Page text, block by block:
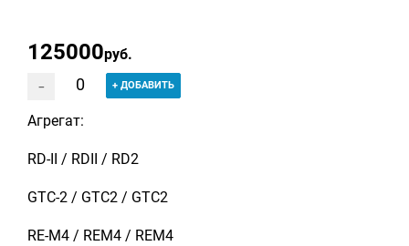
125000руб.
- + ДОБАВИТЬ
Агрегат:
RD-II / RDII / RD2
GTC-2 / GTC2 / GTC2
RE-M4 / REM4 / REM4